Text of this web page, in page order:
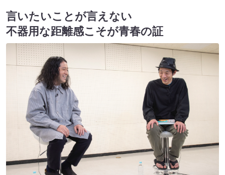
言いたいことが言えない
不器用な距離感こそが青春の証